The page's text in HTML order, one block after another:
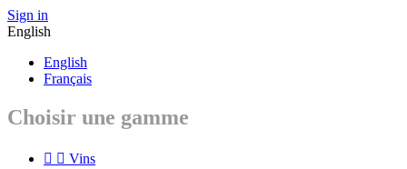
Sign in
English
English
Français
Choisir une gamme
  Vins